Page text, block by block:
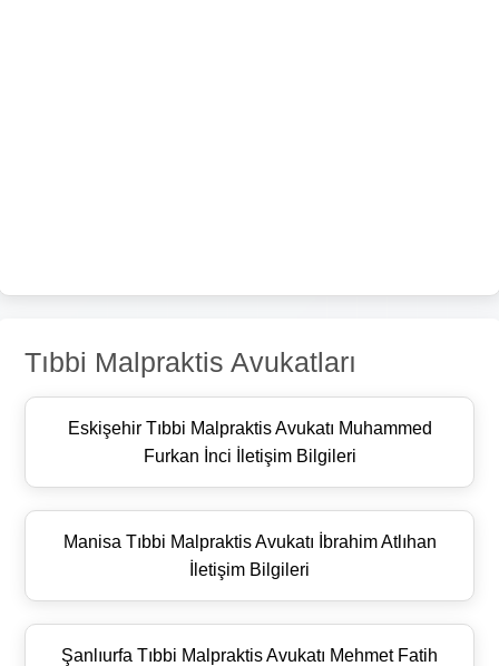
Tıbbi Malpraktis Avukatları
Eskişehir Tıbbi Malpraktis Avukatı Muhammed
Furkan İnci İletişim Bilgileri
Manisa Tıbbi Malpraktis Avukatı İbrahim Atlıhan
İletişim Bilgileri
Şanlıurfa Tıbbi Malpraktis Avukatı Mehmet Fatih